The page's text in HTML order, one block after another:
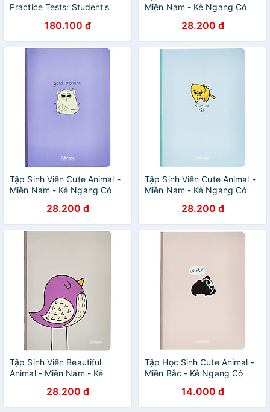
Practice Tests: Student's
Audio - FAHASA Reprint
Edition
180.100 đ
Miền Nam - Kẻ Ngang Có
Fahasa 0128.200 đ
Tập Sinh Viên Cute Animal -
Miền Nam - Kẻ Ngang Có
Fahasa 0228.200 đ
Tập Sinh Viên Cute Animal -
Miền Nam - Kẻ Ngang Có
Fahasa 0328.200 đ
Tập Sinh Viên Beautiful
Animal - Miền Nam - Kẻ
Trang 80gsm - Fahasa 01
28.200 đ
Tập Học Sinh Cute Animal -
Miền Bắc - Kẻ Ngang Có
Fahasa 0114.000 đ